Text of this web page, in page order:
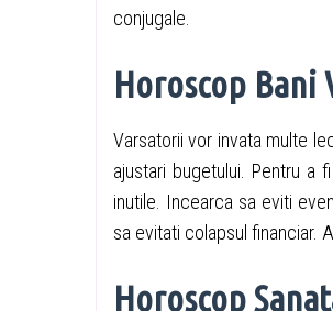
conjugale.
Horoscop Bani
Varsatorii vor invata multe
ajustari bugetului. Pentru a
inutile. Incearca sa eviti
sa evitati colapsul financiar.
Horoscop